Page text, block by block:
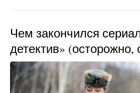
Чем закончился
детектив»